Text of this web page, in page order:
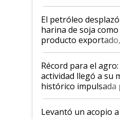
El petróleo
harina de soja
producto exportado,
el agro aportó casi
diez dólares y
liderazgo en un
récord
Récord para el agro:
actividad llegó a su
histórico impulsada
cosecha y las
Levantó un acopio